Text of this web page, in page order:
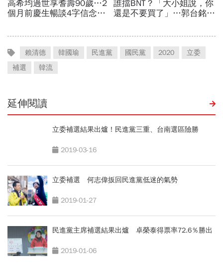
賴清德 韓國瑜 民進黨 國民黨 2020
立委
補選
韓流
延伸閱讀
立委補選結果出爐！民進黨三重、台南選區險勝
2019-03-16
立委補選 何志偉扳回民進黨低迷的氣勢
2019-01-27
民進黨主席補選結果出爐 卓榮泰得票率72.6％勝出
2019-01-06